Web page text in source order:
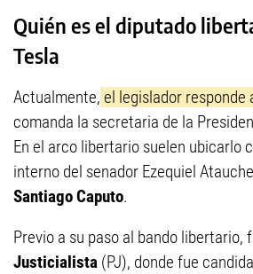
Quién es el diputado
Tesla
Actualmente, el legislador responde
comanda la secretaria de la
En el arco libertario suelen ubicarlo
interno del senador Ezequiel
Santiago Caputo.
Previo a su paso al bando libertario,
Justicialista (PJ), donde fue